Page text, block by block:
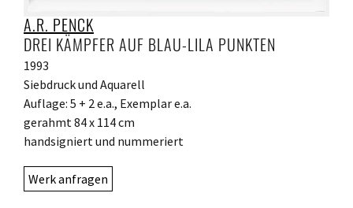
A.R. PENCK
DREI KÄMPFER AUF BLAU-LILA PUNKTEN
1993
Siebdruck und Aquarell
Auflage: 5 + 2 e.a., Exemplar e.a.
gerahmt 84 x 114 cm
handsigniert und nummeriert
Werk anfragen